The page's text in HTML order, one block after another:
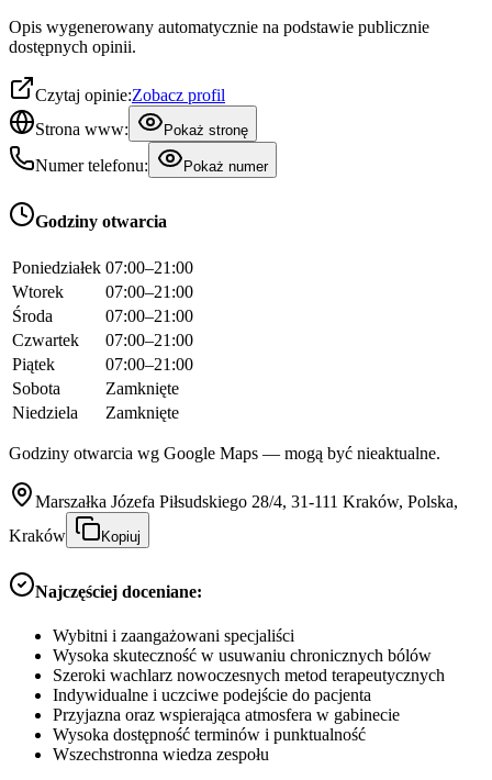
Opis wygenerowany automatycznie na podstawie publicznie
dostępnych opinii.
Czytaj opinie:Zobacz profil
Strona www:
Pokaż stronę
Numer telefonu: Pokaż numer
Godziny otwarcia
Poniedziałek 07:00–21:00
Wtorek
07:00–21:00
Środa
07:00–21:00
Czwartek
07:00–21:00
Piątek
07:00–21:00
Sobota
Zamknięte
Niedziela
Zamknięte
Godziny otwarcia wg Google Maps — mogą być nieaktualne.
Marszałka Józefa Piłsudskiego 28/4, 31-111 Kraków, Polska,
Kraków
Kopiuj
Najczęściej doceniane:
Wybitni i zaangażowani specjaliści
Wysoka skuteczność w usuwaniu chronicznych bólów
Szeroki wachlarz nowoczesnych metod terapeutycznych
Indywidualne i uczciwe podejście do pacjenta
Przyjazna oraz wspierająca atmosfera w gabinecie
Wysoka dostępność terminów i punktualność
Wszechstronna wiedza zespołu